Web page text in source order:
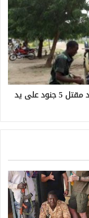
الجيش يعزز قواته في «التمتام» بعد مقتل 5 جنود على يد